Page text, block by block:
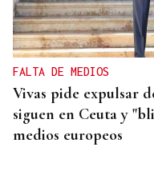
FALTA DE MEDIOS
Vivas pide expulsar
siguen en Ceuta y
medios europeos